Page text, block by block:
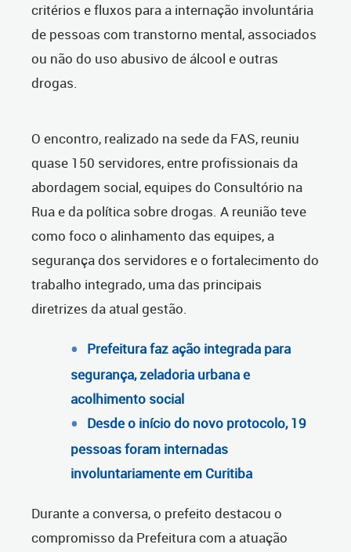
critérios e fluxos para a internação involuntária
de pessoas com transtorno mental, associados
ou não do uso abusivo de álcool e outras
drogas.
O encontro, realizado na sede da FAS, reuniu
quase 150 servidores, entre profissionais da
abordagem social, equipes do Consultório na
Rua e da política sobre drogas. A reunião teve
como foco o alinhamento das equipes, a
segurança dos servidores e o fortalecimento do
trabalho integrado, uma das principais
diretrizes da atual gestão.
Prefeitura faz ação integrada para
segurança, zeladoria urbana e
acolhimento social
Desde o início do novo protocolo, 19
pessoas foram internadas
involuntariamente em Curitiba
Durante a conversa, o prefeito destacou o
compromisso da Prefeitura com a atuação